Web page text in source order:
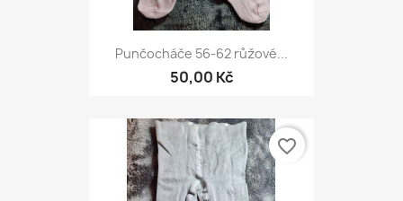
Punčocháče 56-62 růžové...
50,00 Kč
favorite_border